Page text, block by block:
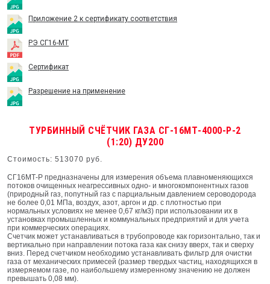
Приложение 2 к сертификату соответствия
РЭ СГ16-МТ
Сертификат
Разрешение на применение
ТУРБИННЫЙ СЧЁТЧИК ГАЗА СГ-16МТ-4000-Р-2
(1:20) ДУ200
Стоимость: 513070 руб.
СГ16МТ-Р предназначены для измерения объема плавноменяющихся
потоков очищенных неагрессивных одно- и многокомпонентных газов
(природный газ, попутный газ с парциальным давлением сероводорода
не более 0,01 МПа, воздух, азот, аргон и др. с плотностью при
нормальных условиях не менее 0,67 кг/м3) при использовании их в
установках промышленных и коммунальных предприятий и для учета
при коммерческих операциях.
Счетчик может устанавливаться в трубопроводе как горизонтально, так и
вертикально при направлении потока газа как снизу вверх, так и сверху
вниз. Перед счетчиком необходимо устанавливать фильтр для очистки
газа от механических примесей (размер твердых частиц, находящихся в
измеряемом газе, по наибольшему измеренному значению не должен
превышать 0,08 мм).